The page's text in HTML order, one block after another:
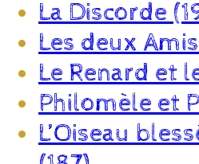
La Discorde
Les deux
Le Renard et
Philomèle et
L’Oiseau